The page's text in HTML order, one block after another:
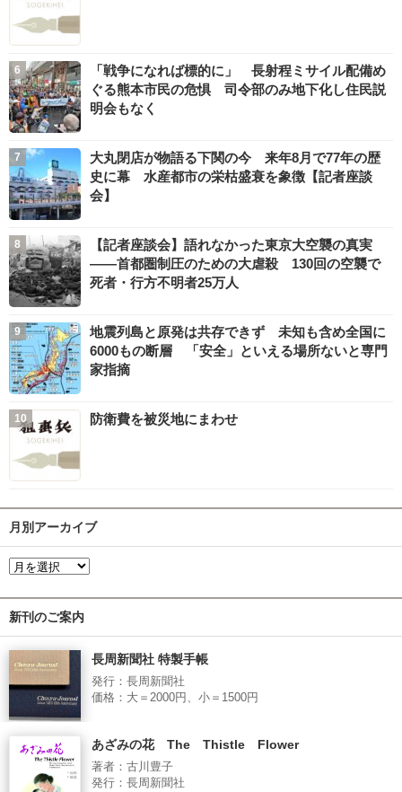
「戦争になれば標的に」 長射程ミサイル配備め
ぐる熊本市民の危惧 司令部のみ地下化し住民説
明会もなく
大丸閉店が物語る下関の今 来年8月で77年の歴
史に幕 水産都市の栄枯盛衰を象徴【記者座談
会】
【記者座談会】語れなかった東京大空襲の真実
――首都圏制圧のための大虐殺 130回の空襲で
死者・行方不明者25万人
地震列島と原発は共存できず 未知も含め全国に
6000もの断層 「安全」といえる場所ないと専門
家指摘
防衛費を被災地にまわせ
月別アーカイブ
新刊のご案内
長周新聞社 特製手帳
発行：長周新聞社
価格：大＝2000円、小＝1500円
あざみの花 The Thistle Flower
著者：古川豊子
発行：長周新聞社